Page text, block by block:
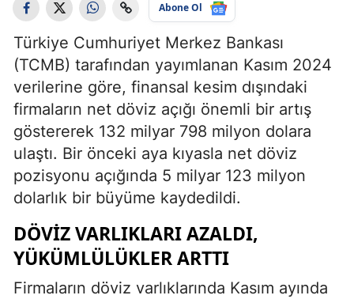
Abone Ol
Türkiye Cumhuriyet Merkez Bankası
(TCMB) tarafından yayımlanan Kasım 2024
verilerine göre, finansal kesim dışındaki
firmaların net döviz açığı önemli bir artış
göstererek 132 milyar 798 milyon dolara
ulaştı. Bir önceki aya kıyasla net döviz
pozisyonu açığında 5 milyar 123 milyon
dolarlık bir büyüme kaydedildi.
DÖVIZ VARLIKLARI AZALDI,
YÜKÜMLÜLÜKLER ARTTI
Firmaların döviz varlıklarında Kasım ayında